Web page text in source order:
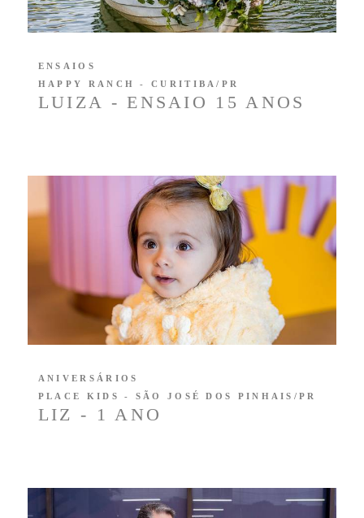
LUIZA - ENSAIO 15 ANOS
ENSAIOS
HAPPY RANCH - CURITIBA/PR
LIZ - 1 ANO
ANIVERSÁRIOS
PLACE KIDS - SÃO JOSÉ DOS PINHAIS/PR